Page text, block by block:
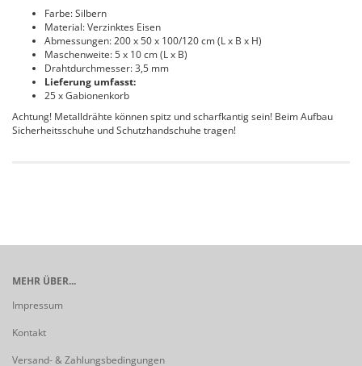
Farbe: Silbern
Material: Verzinktes Eisen
Abmessungen: 200 x 50 x 100/120 cm (L x B x H)
Maschenweite: 5 x 10 cm (L x B)
Drahtdurchmesser: 3,5 mm
Lieferung umfasst:
25 x Gabionenkorb
Achtung! Metalldrähte können spitz und scharfkantig sein! Beim Aufbau
Sicherheitsschuhe und Schutzhandschuhe tragen!
MEHR ÜBER...
Impressum
Kontakt
Versand- & Zahlungsbedingungen